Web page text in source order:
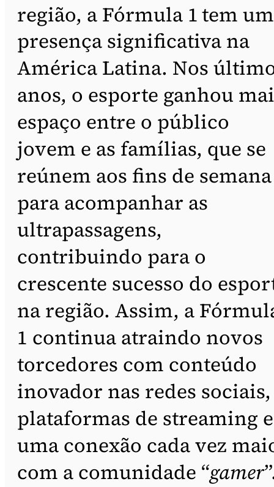
região, a Fórmula 1tem
presença significativa na
América Latina. Nos
anos, o esporte ganhou
espaço entre o público
jovem e as famílias, que se
reúnem aos fins de semana
para acompanhar as
ultrapassagens,
contribuindo para o
crescente sucesso do
na região. Assim, a
1 continua atraindo novos
torcedores com conteúdo
inovador nas redes sociais,
plataformas de streaming e
uma conexão cada vez
com a comunidade “gamer